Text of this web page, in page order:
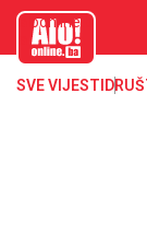
aloonline.b
SVE VIJESTI